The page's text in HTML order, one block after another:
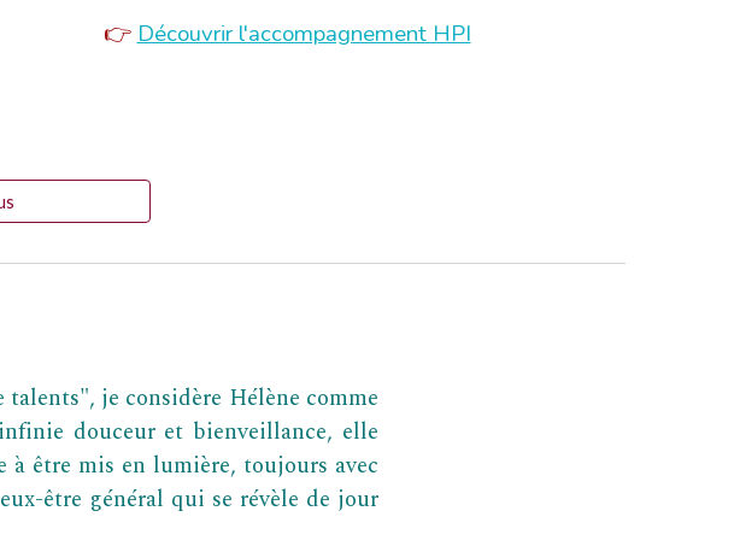
👉 Découvrir l'accompagnement HPI
je considère Hélène comme
douceur et bienveillance, elle
à être mis en lumière, toujours avec
être général qui se révèle de jour